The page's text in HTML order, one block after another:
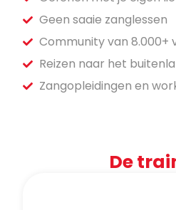
Geen saaie zanglessen
Community van 8.000+
Reizen naar het
Zangopleidingen en
De